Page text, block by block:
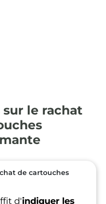
sur le rachat
de cartouches
d'indiquer les